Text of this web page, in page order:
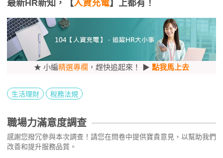
最新HR新知，【人資充電】上都有！
★ 小編精選專欄 ，趕快追起來！ ▶ 點我馬上去
生活理財 稅務法規
職場力滿意度調查
感謝您撥冗參與本次調查！請您在問卷中提供寶貴意見，以幫助我們
改善和提升服務品質。